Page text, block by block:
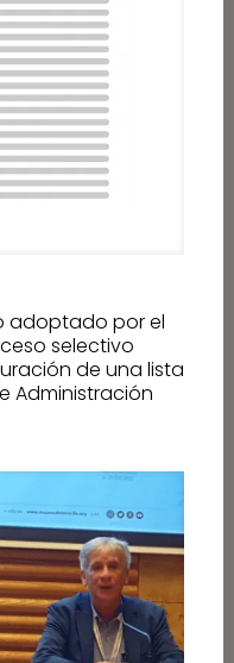
adoptado por el
selectivo
de una lista
Administración